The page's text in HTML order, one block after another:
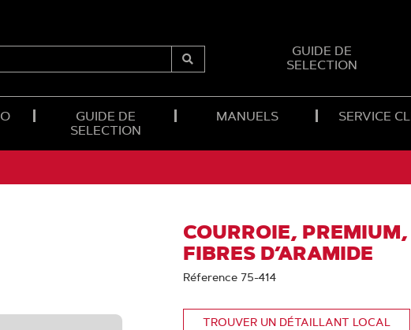
Submit
GUIDE DE
SELECTION
GUIDE DE
SELECTION
MANUELS SERVICE
COURROIE, PREMIUM,
FIBRES D’ARAMIDE
Réference 75-414
TROUVER UN DÉTAILLANT LOCAL